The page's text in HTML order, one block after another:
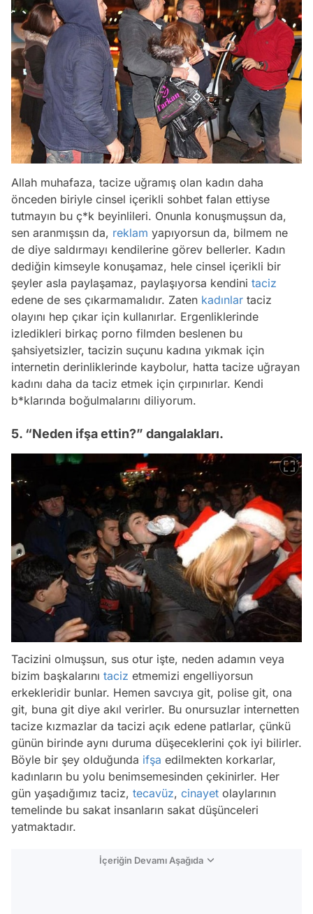
Allah muhafaza, tacize uğramış olan kadın daha
önceden biriyle cinsel içerikli sohbet falan ettiyse
tutmayın bu ç*k beyinlileri. Onunla konuşmuşsun da,
sen aranmışsın da, reklam yapıyorsun da, bilmem ne
de diye saldırmayı kendilerine görev bellerler. Kadın
dediğin kimseyle konuşamaz, hele cinsel içerikli bir
şeyler asla paylaşamaz, paylaşıyorsa kendini taciz
edene de ses çıkarmamalıdır. Zaten kadınlar taciz
olayını hep çıkar için kullanırlar. Ergenliklerinde
izledikleri birkaç porno filmden beslenen bu
şahsiyetsizler, tacizin suçunu kadına yıkmak için
internetin derinliklerinde kaybolur, hatta tacize uğrayan
kadını daha da taciz etmek için çırpınırlar. Kendi
b*klarında boğulmalarını diliyorum.
5. “Neden ifşa ettin?” dangalakları.
Tacizini olmuşsun, sus otur işte, neden adamın veya
bizim başkalarını taciz etmemizi engelliyorsun
erkekleridir bunlar. Hemen savcıya git, polise git, ona
git, buna git diye akıl verirler. Bu onursuzlar internetten
tacize kızmazlar da tacizi açık edene patlarlar, çünkü
günün birinde aynı duruma düşeceklerini çok iyi bilirler.
Böyle bir şey olduğunda ifşa edilmekten korkarlar,
kadınların bu yolu benimsemesinden çekinirler. Her
gün yaşadığımız taciz, tecavüz, cinayet olaylarının
temelinde bu sakat insanların sakat düşünceleri
yatmaktadır.
İçeriğin Devamı Aşağıda